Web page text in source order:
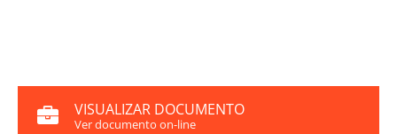
VISUALIZAR DOCUMENTO
Ver documento on-line